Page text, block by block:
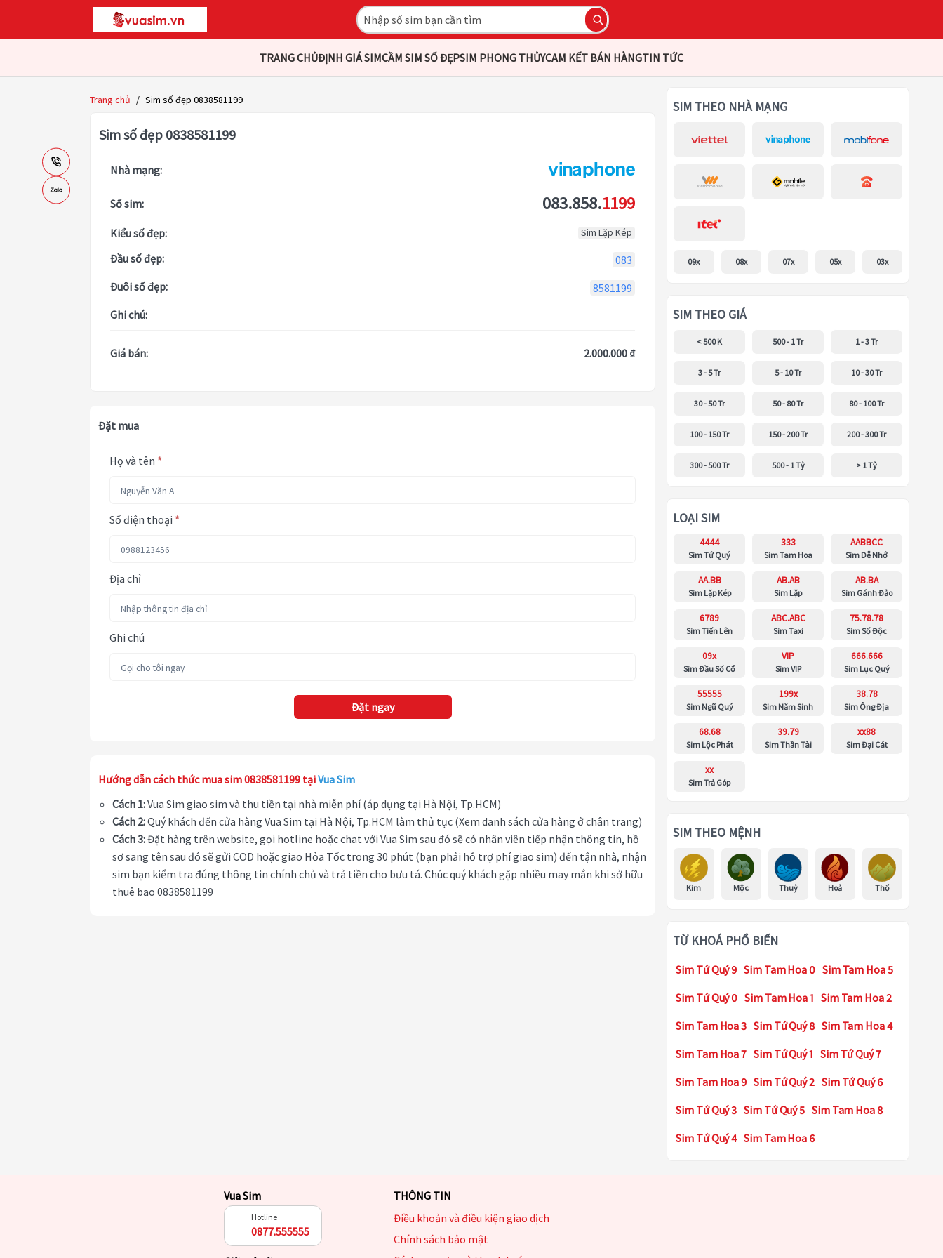
TRANG CHỦĐỊNH GIÁ SIMCẦM SIM SỐ ĐẸPSIM PHONG THỦYCAM KẾT BÁN HÀNGTIN TỨC
Trang chủ / Sim số đẹp 0838581199
Sim số đẹp 0838581199
Nhà mạng:
Số sim: 083.858.1199
Kiểu số đẹp: Sim Lặp Kép
Đầu số đẹp:
083
Đuôi số đẹp:
8581199
Ghi chú:
Giá bán: 2.000.000 ₫
Đặt mua
Họ và tên *
Số điện thoại *
Địa chỉ
Ghi chú
Đặt ngay
Hướng dẫn cách thức mua sim 0838581199 tạiVua Sim
Cách 1:Vua Sim giao sim và thu tiền tại nhà miễn phí (áp dụng tại Hà Nội, Tp.HCM)
Cách 2:Quý khách đến cửa hàng Vua Sim tại Hà Nội, Tp.HCM làm thủ tục (Xem danh sách cửa hàng ở chân trang)
Cách 3:Đặt hàng trên website, gọi hotline hoặc chat với Vua Sim sau đó sẽ có nhân viên tiếp nhận thông tin, hồ
sơ sang tên sau đó sẽ gửi COD hoặc giao Hỏa Tốc trong 30 phút (bạn phải hỗ trợ phí giao sim) đến tận nhà, nhận
sim bạn kiểm tra đúng thông tin chính chủ và trả tiền cho bưu tá. Chúc quý khách gặp nhiều may mắn khi sở hữu
thuê bao 0838581199
SIM THEO NHÀ MẠNG
09x 08x 07x 05x 03x
SIM THEO GIÁ
< 500 K 500 - 1 Tr 1 - 3 Tr
3 - 5 Tr 5 - 10 Tr 10 - 30 Tr
30 - 50 Tr 50 - 80 Tr 80 - 100 Tr
100 - 150 Tr 150 - 200 Tr 200 - 300 Tr
300 - 500 Tr 500 - 1 Tỷ > 1 Tỷ
LOẠI SIM
4444
Sim Tứ Quý
333
Sim Tam Hoa
AABBCC
Sim Dễ Nhớ
AA.BB
Sim Lặp Kép
AB.AB
Sim Lặp
AB.BA
Sim Gánh Đảo
6789
Sim Tiến Lên
ABC.ABC
Sim Taxi
75.78.78
Sim Số Độc
09x
Sim Đầu Số Cổ
VIP
Sim VIP
666.666
Sim Lục Quý
55555
Sim Ngũ Quý
199x
Sim Năm Sinh
38.78
Sim Ông Địa
68.68
Sim Lộc Phát
39.79
Sim Thần Tài
xx88
Sim Đại Cát
xx
Sim Trả Góp
SIM THEO MỆNH
Kim Mộc Thuỷ Hoả Thổ
TỪ KHOÁ PHỔ BIẾN
Sim Tứ Quý 9 Sim Tam Hoa 0 Sim Tam Hoa 5
Sim Tứ Quý 0 Sim Tam Hoa 1 Sim Tam Hoa 2
Sim Tam Hoa 3 Sim Tứ Quý 8 Sim Tam Hoa 4
Sim Tam Hoa 7 Sim Tứ Quý 1 Sim Tứ Quý 7
Sim Tam Hoa 9 Sim Tứ Quý 2 Sim Tứ Quý 6
Sim Tứ Quý 3 Sim Tứ Quý 5 Sim Tam Hoa 8
Sim Tứ Quý 4 Sim Tam Hoa 6
Vua Sim
Hotline
0877.555555
THÔNG TIN
Điều khoản và điều kiện giao dịch
Chính sách bảo mật